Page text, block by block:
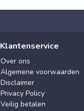
Klantenservice
Over ons
Algemene voorwaarden
Disclaimer
Privacy Policy
Veilig betalen